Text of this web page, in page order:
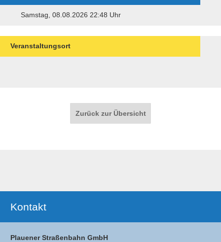
Samstag, 08.08.2026 22:48 Uhr
Veranstaltungsort
Zurück zur Übersicht
Kontakt
Plauener Straßenbahn GmbH